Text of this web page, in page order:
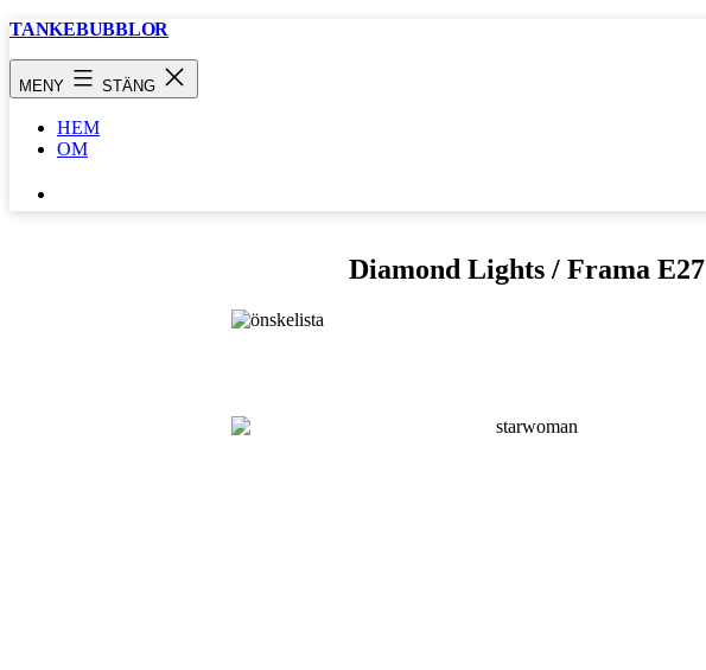
Hoppa
TANKEBUBBLOR
MENY STÄNG
HEM
OM
…
Diamond Lights / Frama E27